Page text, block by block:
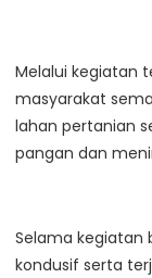
Melalui kegiatan
masyarakat
lahan pertanian
pangan dan
Selama kegiatan
kondusif serta